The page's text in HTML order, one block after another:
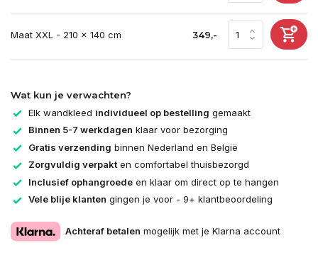
Maat XXL - 210 x 140 cm 349,-
Wat kun je verwachten?
Elk wandkleed individueel op bestelling gemaakt
Binnen 5-7 werkdagen klaar voor bezorging
Gratis verzending binnen Nederland en België
Zorgvuldig verpakten comfortabel thuisbezorgd
Inclusief ophangroede en klaar om direct op te hangen
Vele blije klanten gingen je voor - 9+ klantbeoordeling
Achteraf betalen mogelijk met je Klarna account